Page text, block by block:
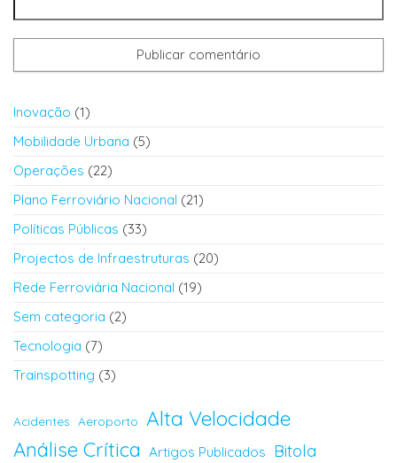
Inovação (1)
Mobilidade Urbana (5)
Operações (22)
Plano Ferroviário Nacional (21)
Políticas Públicas (33)
Projectos de Infraestruturas (20)
Rede Ferroviária Nacional (19)
Sem categoria (2)
Tecnologia (7)
Trainspotting (3)
Acidentes Aeroporto Alta Velocidade
Análise Crítica Artigos Publicados Bitola